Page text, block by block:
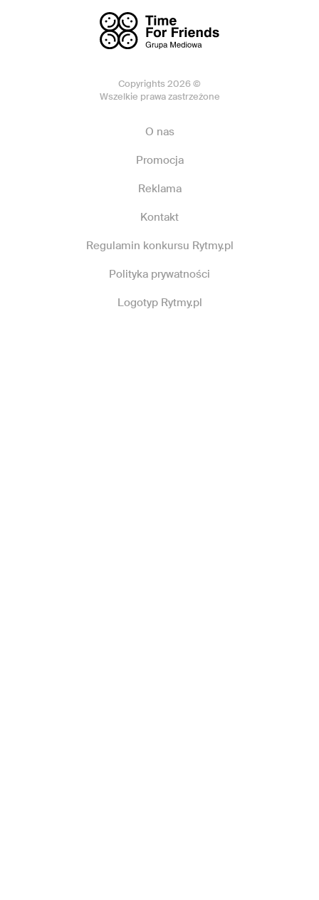
Copyrights 2026 ©
Wszelkie prawa zastrzeżone
O nas
Promocja
Reklama
Kontakt
Regulamin konkursu Rytmy.pl
Polityka prywatności
Logotyp Rytmy.pl